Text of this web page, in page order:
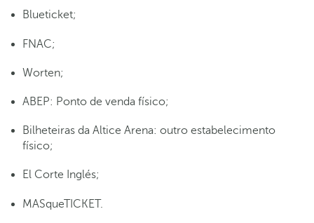
Blueticket;
FNAC;
Worten;
ABEP: Ponto de venda físico;
Bilheteiras da Altice Arena: outro estabelecimento
físico;
El Corte Inglés;
MASqueTICKET.